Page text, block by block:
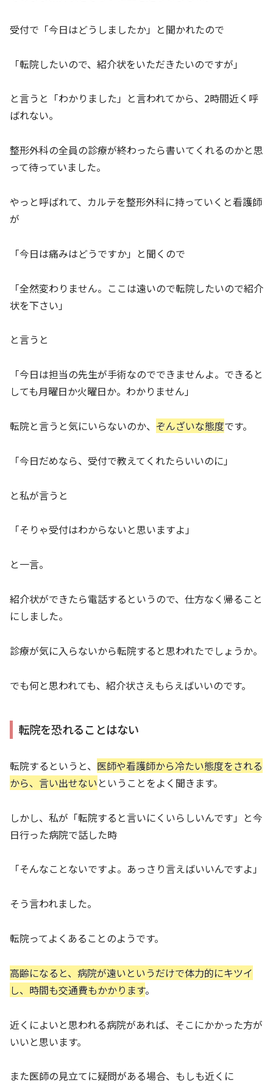
受付で「今日はどうしましたか」と聞かれたので
「転院したいので、紹介状をいただきたいのですが」
と言うと「わかりました」と言われてから、2時間近く呼
ばれない。
整形外科の全員の診療が終わったら書いてくれるのかと思
って待っていました。
やっと呼ばれて、カルテを整形外科に持っていくと看護師
が
「今日は痛みはどうですか」と聞くので
「全然変わりません。ここは遠いので転院したいので紹介
状を下さい」
と言うと
「今日は担当の先生が手術なのでできませんよ。できると
しても月曜日か火曜日か。わかりません」
転院と言うと気にいらないのか、 ぞんざいな態度です。
「今日だめなら、受付で教えてくれたらいいのに」
と私が言うと
「そりゃ受付はわからないと思いますよ」
と一言。
紹介状ができたら電話するというので、仕方なく帰ること
にしました。
診療が気に入らないから転院すると思われたでしょうか。
でも何と思われても、紹介状さえもらえばいいのです。
転院を恐れることはない
転院するというと、 医師や看護師から冷たい態度をされる
から、言い出せないということをよく聞きます。
しかし、私が「転院すると言いにくいらしいんです」と今
日行った病院で話した時
「そんなことないですよ。あっさり言えばいいんですよ」
そう言われました。
転院ってよくあることのようです。
高齢になると、病院が遠いというだけで体力的にキツイ
し、時間も交通費もかかります。
近くによいと思われる病院があれば、そこにかかった方が
いいと思います。
また医師の見立てに疑問がある場合、もしも近くに